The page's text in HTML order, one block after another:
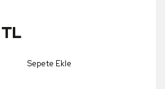
Sepete Ekle